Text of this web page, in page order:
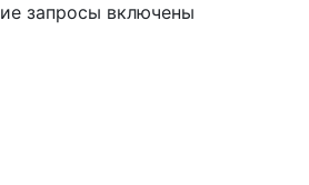
запросы включены